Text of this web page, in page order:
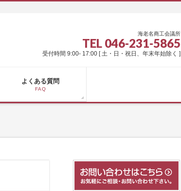
海老名商工会議所
TEL 046-231-5865
受付時間 9:00- 17:00 [ 土・日・祝日、年末年始除く ]
よくある質問
FAQ